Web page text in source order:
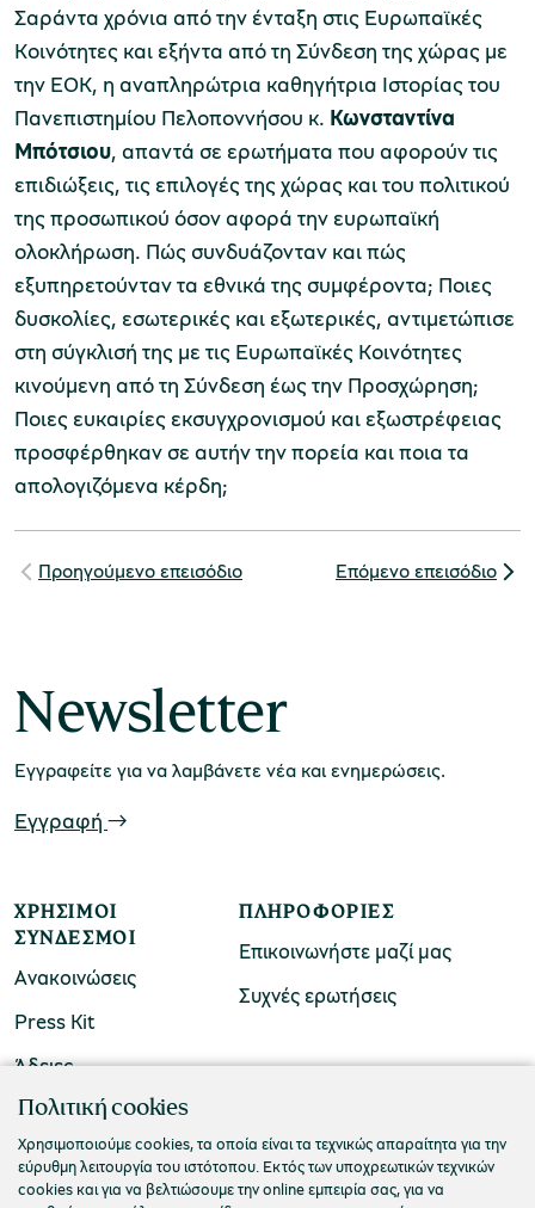
Μουσείο Αργυροτεχνίας
ομάδες
προγράμματα
εισιτήρια
εισιτηρίων
Σαράντα χρόνια από την ένταξη στις Ευρωπαϊκές
Κοινότητες και εξήντα από τη Σύνδεση της χώρας με
την ΕΟΚ, η αναπληρώτρια καθηγήτρια Ιστορίας του
Πανεπιστημίου Πελοποννήσου κ. Κωνσταντίνα
Μπότσιου, απαντά σε ερωτήματα που αφορούν τις
επιδιώξεις, τις επιλογές της χώρας και του πολιτικού
της προσωπικού όσον αφορά την ευρωπαϊκή
ολοκλήρωση. Πώς συνδυάζονταν και πώς
εξυπηρετούνταν τα εθνικά της συμφέροντα; Ποιες
δυσκολίες, εσωτερικές και εξωτερικές, αντιμετώπισε
στη σύγκλισή της με τις Ευρωπαϊκές Κοινότητες
κινούμενη από τη Σύνδεση έως την Προσχώρηση;
Ποιες ευκαιρίες εκσυγχρονισμού και εξωστρέφειας
προσφέρθηκαν σε αυτήν την πορεία και ποια τα
απολογιζόμενα κέρδη;
Προηγούμενο επεισόδιο Επόμενο επεισόδιο
Newsletter
Εγγραφείτε για να λαμβάνετε νέα και ενημερώσεις.
Εγγραφή
ΧΡΉΣΙΜΟΙ
ΣΎΝΔΕΣΜΟΙ
Ανακοινώσεις
Press Kit
Άδειες
ΠΛΗΡΟΦΟΡΊΕΣ
Επικοινωνήστε μαζί μας
Συχνές ερωτήσεις
ΠΟΛΙΤΙΣΤΙΚΟ ΙΔΡΥΜΑ ΟΜΙΛΟΥ ΠΕΙΡΑΙΩΣ
Τ. 210 3256922
Ε. info@piop.gr
Πολιτική cookies
Χρησιμοποιούμε cookies, τα οποία είναι τα τεχνικώς απαραίτητα για την
εύρυθμη λειτουργία του ιστότοπου. Εκτός των υποχρεωτικών τεχνικών
cookies και για να βελτιώσουμε την online εμπειρία σας, για να